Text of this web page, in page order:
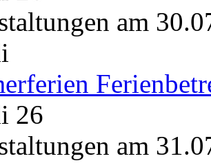
am
26
am